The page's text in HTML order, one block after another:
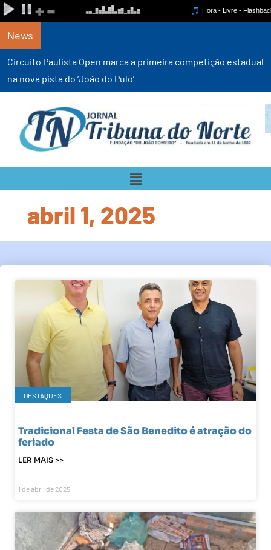
News
Circuito Paulista Open marca a primeira competição estadual
na nova pista do ‘João do Pulo’
abril 1, 2025
DESTAQUES
Tradicional Festa de São Benedito é atração do
feriado
LER MAIS >>
1 de abril de 2025